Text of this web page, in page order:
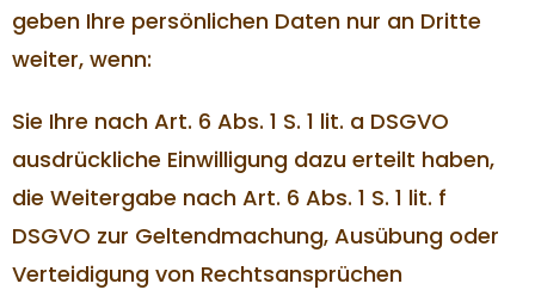
geben Ihre persönlichen Daten nur an Dritte
weiter, wenn:
Sie Ihre nach Art. 6 Abs. 1 S. 1 lit. a DSGVO
ausdrückliche Einwilligung dazu erteilt haben,
die Weitergabe nach Art. 6 Abs. 1 S. 1 lit. f
DSGVO zur Geltendmachung, Ausübung oder
Verteidigung von Rechtsansprüchen